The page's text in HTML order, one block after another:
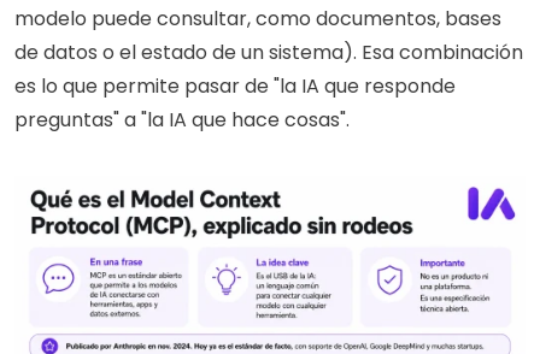
modelo puede consultar, como documentos, bases
de datos o el estado de un sistema). Esa combinación
es lo que permite pasar de "la IA que responde
preguntas" a "la IA que hace cosas".